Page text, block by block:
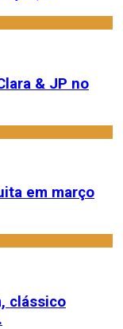
& JP no
em março
clássico